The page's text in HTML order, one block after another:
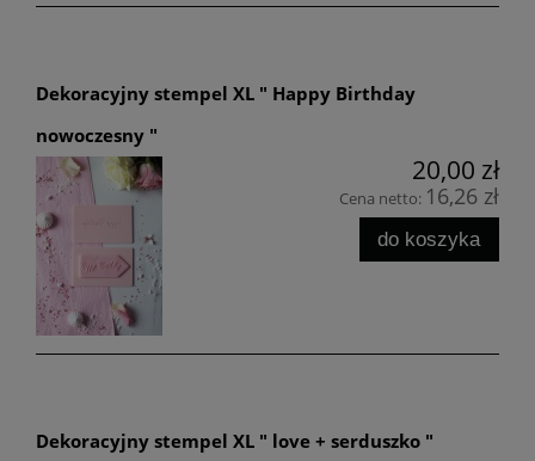
Dekoracyjny stempel XL " Happy Birthday
nowoczesny "
20,00 zł
Cena netto: 16,26 zł
do koszyka
Dekoracyjny stempel XL " love + serduszko "